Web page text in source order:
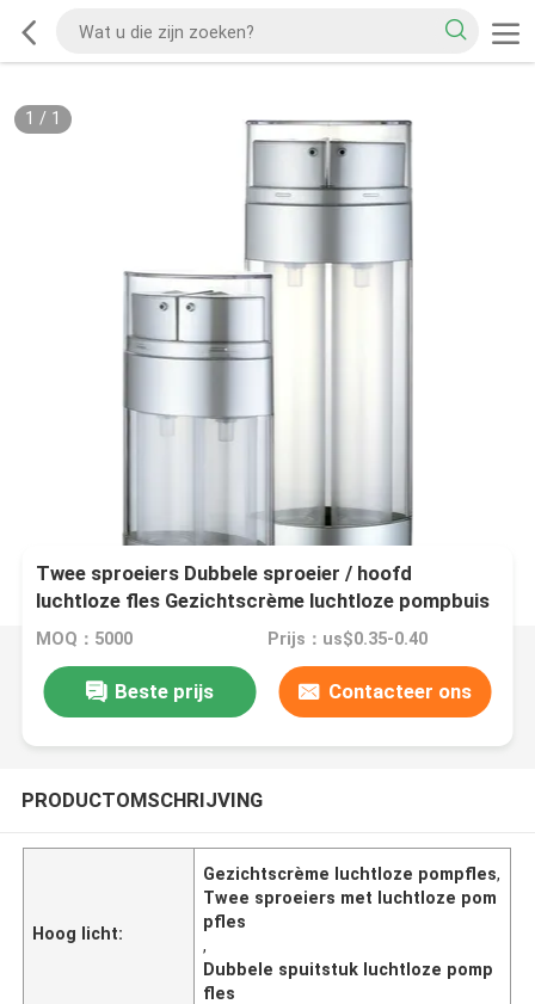
1 / 1
Twee sproeiers Dubbele sproeier / hoofd
luchtloze fles Gezichtscrème luchtloze pompbuis
MOQ：5000 Prijs：us$0.35-0.40
Beste prijs Contacteer ons
PRODUCTOMSCHRIJVING
Hoog licht:
Gezichtscrème luchtloze pompfles,
Twee sproeiers met luchtloze pom
pfles
,
Dubbele spuitstuk luchtloze pomp
fles